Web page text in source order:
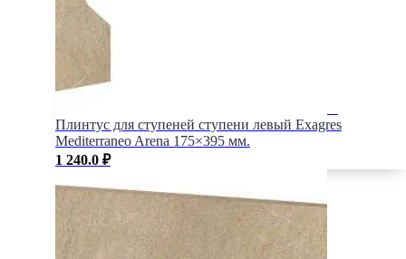
Плинтус для ступеней ступени левый Exagres
Mediterraneo Arena 175×395 мм.
1 240.0 ₽